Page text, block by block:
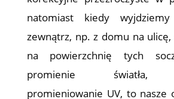
natomiast kiedy
zewnątrz, np. z domu na
na powierzchnię tych
promienie światła,
promieniowanie UV, to nasze